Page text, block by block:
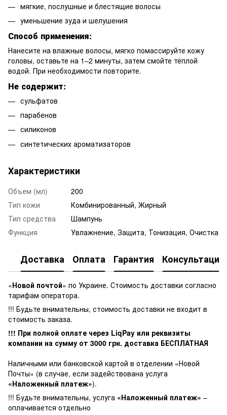
мягкие, послушные и блестящие волосы
уменьшение зуда и шелушения
Способ применения:
Нанесите на влажные волосы, мягко помассируйте кожу
головы, оставьте на 1–2 минуты, затем смойте тёплой
водой. При необходимости повторите.
Не содержит:
сульфатов
парабенов
силиконов
синтетических ароматизаторов
Характеристики
Объем (мл)
200
Тип кожи
Комбинированный, Жирный
Тип средства
Шампунь
Функция
Увлажнение, Защита, Тонизация, Очистка
Доставка Оплата Гарантия Консультация
«Новой почтой» по Украине. Стоимость доставки согласно
тарифам оператора.
!!! Будьте внимательны, стоимость доставки не входит в
стоимость заказа.
!!! При полной оплате через LiqPay или реквизиты
компании на сумму от 3000 грн. доставка БЕСПЛАТНАЯ
Наличными или банковской картой в отделении «Новой
Почты» (в случае, если задействована услуга
«Наложенный платеж»).
!!! Будьте внимательны, услуга «Наложенный платеж» –
оплачивается отдельно